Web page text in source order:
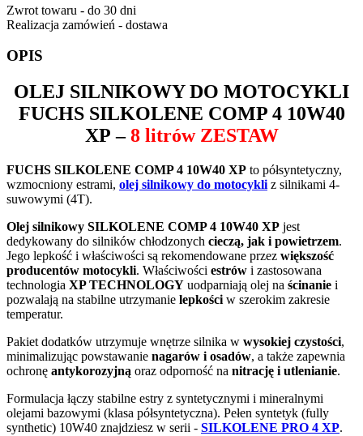
Zwrot towaru - do 30 dni
Realizacja zamówień - dostawa
OPIS
OLEJ SILNIKOWY DO MOTOCYKLI
FUCHS SILKOLENE COMP 4 10W40
XP –8 litrów ZESTAW
FUCHS SILKOLENE COMP 4 10W40 XP to półsyntetyczny,
wzmocniony estrami, olej silnikowy do motocykli z silnikami 4-
suwowymi (4T).
Olej silnikowy SILKOLENE COMP 4 10W40 XP jest
dedykowany do silników chłodzonych cieczą, jak i powietrzem.
Jego lepkość i właściwości są rekomendowane przez większość
producentów motocykli. Właściwości estrów i zastosowana
technologia XP TECHNOLOGY uodparniają olej na ścinanie i
pozwalają na stabilne utrzymanie lepkości w szerokim zakresie
temperatur.
Pakiet dodatków utrzymuje wnętrze silnika w wysokiej czystości,
minimalizując powstawanie nagarów i osadów, a także zapewnia
ochronę antykorozyjną oraz odporność na nitrację i utlenianie.
Formulacja łączy stabilne estry z syntetycznymi i mineralnymi
olejami bazowymi (klasa półsyntetyczna). Pełen syntetyk (fully
synthetic) 10W40 znajdziesz w serii - SILKOLENE PRO 4 XP.